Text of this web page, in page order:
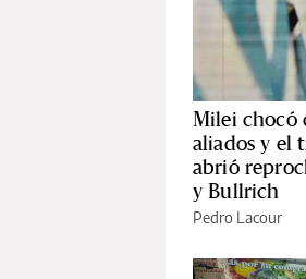
Milei chocó
aliados y el
abrió
y Bullrich
Pedro Lacour